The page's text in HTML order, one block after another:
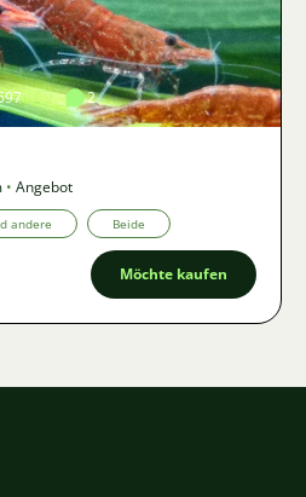
Bild
2
• Angebot
andere Beide
Möchte kaufen